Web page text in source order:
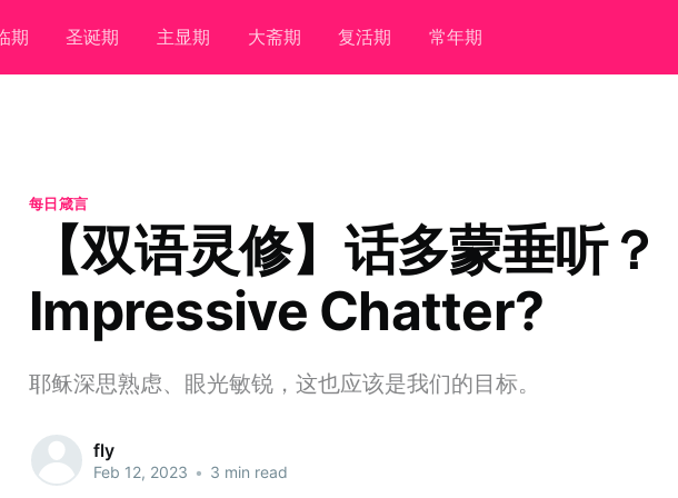
期 圣诞期 主显期 大斋期 复活期 常年期
每日箴言
【双语灵修】话多蒙垂听？
Impressive Chatter?
耶稣深思熟虑、眼光敏锐，这也应该是我们的目标。
fly
Feb 12, 2023 • 3 min read